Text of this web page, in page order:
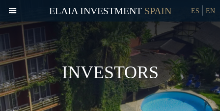
ELAIA INVESTMENT ES EN
INVESTORS